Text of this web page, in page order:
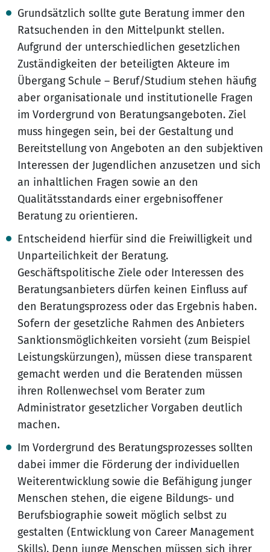
Grundsätzlich sollte gute Beratung immer den
Ratsuchenden in den Mittelpunkt stellen.
Aufgrund der unterschiedlichen gesetzlichen
Zuständigkeiten der beteiligten Akteure im
Übergang Schule – Beruf/Studium stehen häufig
aber organisationale und institutionelle Fragen
im Vordergrund von Beratungsangeboten. Ziel
muss hingegen sein, bei der Gestaltung und
Bereitstellung von Angeboten an den subjektiven
Interessen der Jugendlichen anzusetzen und sich
an inhaltlichen Fragen sowie an den
Qualitätsstandards einer ergebnisoffener
Beratung zu orientieren.
Entscheidend hierfür sind die Freiwilligkeit und
Unparteilichkeit der Beratung.
Geschäftspolitische Ziele oder Interessen des
Beratungsanbieters dürfen keinen Einfluss auf
den Beratungsprozess oder das Ergebnis haben.
Sofern der gesetzliche Rahmen des Anbieters
Sanktionsmöglichkeiten vorsieht (zum Beispiel
Leistungskürzungen), müssen diese transparent
gemacht werden und die Beratenden müssen
ihren Rollenwechsel vom Berater zum
Administrator gesetzlicher Vorgaben deutlich
machen.
Im Vordergrund des Beratungsprozesses sollten
dabei immer die Förderung der individuellen
Weiterentwicklung sowie die Befähigung junger
Menschen stehen, die eigene Bildungs- und
Berufsbiographie soweit möglich selbst zu
gestalten (Entwicklung von Career Management
Skills). Denn junge Menschen müssen sich ihrer